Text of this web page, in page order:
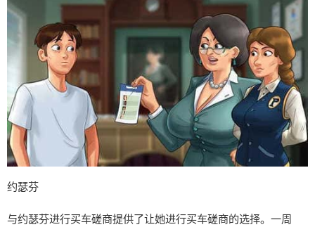
约瑟芬
与约瑟芬进行买车磋商提供了让她进行买车磋商的选择。一周